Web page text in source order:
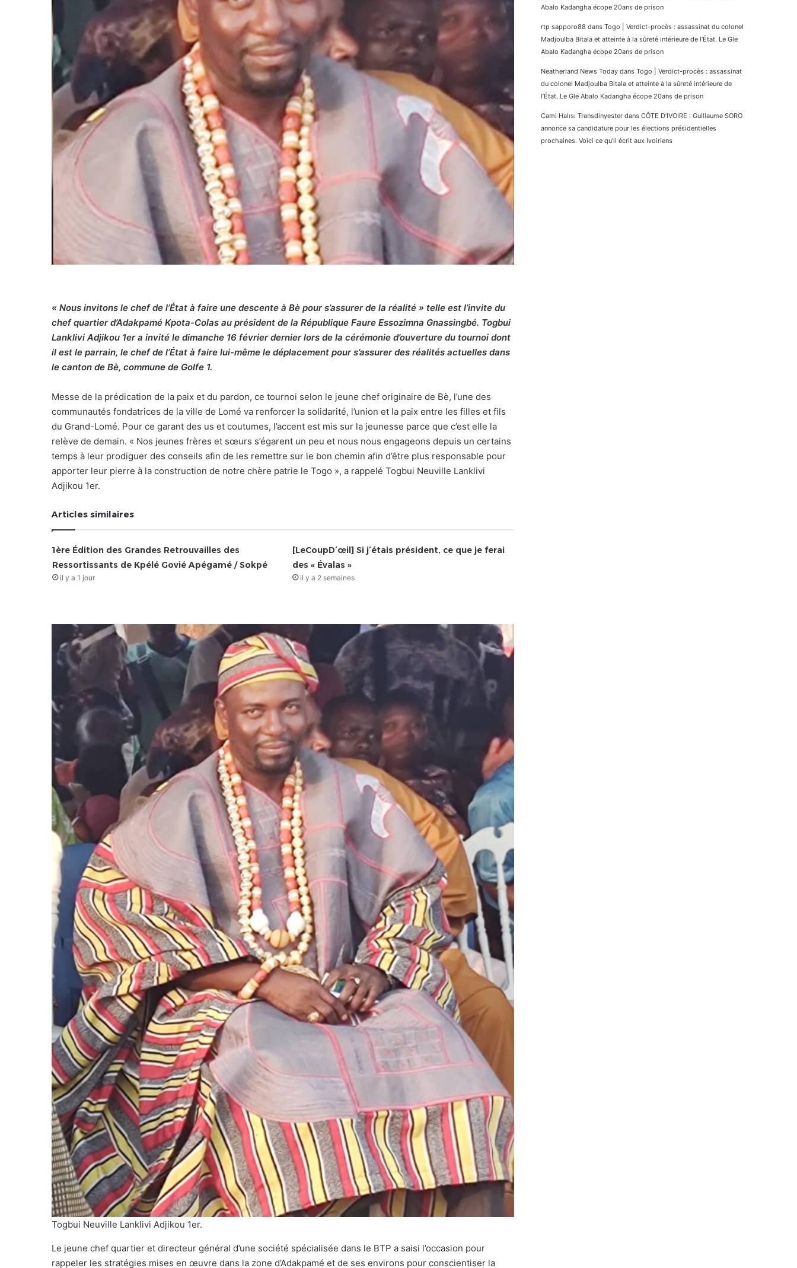
« Nous invitons le chef de l’État à faire une descente à Bè pour s’assurer de la réalité » telle est l’invite du
chef quartier d’Adakpamé Kpota-Colas au président de la République Faure Essozimna Gnassingbé. Togbui
Lanklivi Adjikou 1er a invité le dimanche 16 février dernier lors de la cérémonie d’ouverture du tournoi dont
il est le parrain, le chef de l’État à faire lui-même le déplacement pour s’assurer des réalités actuelles dans
le canton de Bè, commune de Golfe 1.
Messe de la prédication de la paix et du pardon, ce tournoi selon le jeune chef originaire de Bè, l’une des
communautés fondatrices de la ville de Lomé va renforcer la solidarité, l’union et la paix entre les filles et fils
du Grand-Lomé. Pour ce garant des us et coutumes, l’accent est mis sur la jeunesse parce que c’est elle la
relève de demain. « Nos jeunes frères et sœurs s’égarent un peu et nous nous engageons depuis un certains
temps à leur prodiguer des conseils afin de les remettre sur le bon chemin afin d’être plus responsable pour
apporter leur pierre à la construction de notre chère patrie le Togo », a rappelé Togbui Neuville Lanklivi
Adjikou 1er.
Articles similaires
1ère Édition des Grandes Retrouvailles des
Ressortissants de Kpélé Govié Apégamé / Sokpé
il y a 1 jour
[LeCoupD’œil] Si j’étais président, ce que je ferai
des « Évalas »
il y a 2 semaines
Togbui Neuville Lanklivi Adjikou 1er.
Le jeune chef quartier et directeur général d’une société spécialisée dans le BTP a saisi l’occasion pour
rappeler les stratégies mises en œuvre dans la zone d’Adakpamé et de ses environs pour conscientiser la
Abalo Kadangha écope 20ans de prison
rtp sapporo88 dans Togo | Verdict-procès : assassinat du colonel
Madjoulba Bitala et atteinte à la sûreté intérieure de l’État. Le Gle
Abalo Kadangha écope 20ans de prison
Neatherland News Today dans Togo | Verdict-procès : assassinat
du colonel Madjoulba Bitala et atteinte à la sûreté intérieure de
l’État. Le Gle Abalo Kadangha écope 20ans de prison
Cami Halısı Transdinyester dans CÔTE D’IVOIRE : Guillaume SORO
annonce sa candidature pour les élections présidentielles
prochaines. Voici ce qu’il écrit aux Ivoiriens